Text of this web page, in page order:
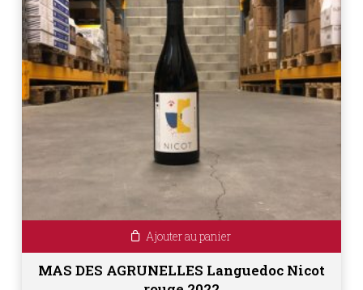
Ajouter au panier
MAS DES AGRUNELLES Languedoc Nicot